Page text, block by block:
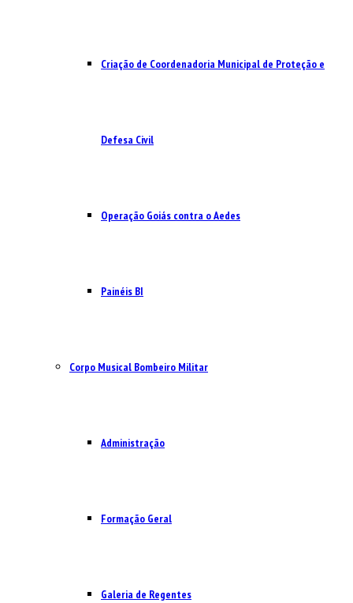
Criação de Coordenadoria Municipal de Proteção e
Defesa Civil
Operação Goiás contra o Aedes
Painéis BI
Corpo Musical Bombeiro Militar
Administração
Formação Geral
Galeria de Regentes